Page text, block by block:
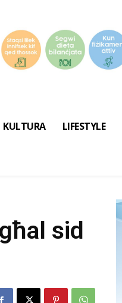
KULTURA LIFESTYLE
sid